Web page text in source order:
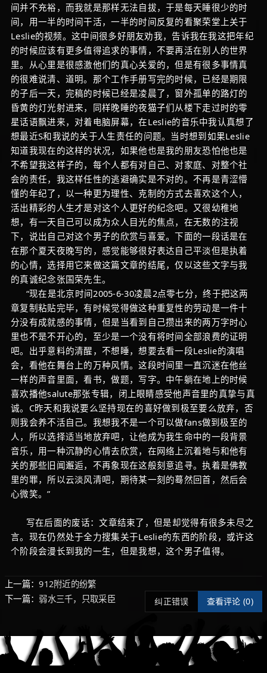
间并不充裕，而我就是那样无法自拔，于是每天睡很少的时
间，用一半的时间干活，一半的时间反复的看聚荣堂上关于
Leslie的视频。这中间很多好朋友劝我，告诉我在我这把年纪
的时候应该有更多值得追求的事情，不要再活在别人的世界
里。从心里是很感激他们的真心关爱的，但是有很多事情真
的很难说清、道明。那个工作手册写完的时候，已经是期限
的子后一天，完稿的时候已经是凌晨了，窗外孤单的路灯的
昏黄的灯光射进来，同样晚睡的夜猫子们从楼下走过时的零
星话语飘进来，对着电脑屏幕，在Leslie的音乐中我认真想了
想最近S和我说的关于人生责任的问题。当时想到如果Leslie
知道我现在的这样的状况，如果他也是我的朋友恐怕他也是
不希望我这样子的，每个人都有对自己、对家庭、对整个社
会的责任，我这样任性的逃避确实是不对的。不再是青涩懵
懂的年纪了，以一种更为理性、克制的方式去喜欢这个人，
活出精彩的人生才是对这个人更好的纪念吧。又很幼稚地
想，有一天自己可以成为众人目光的焦点，在无数的注视
下，说出自己对这个男子的欣赏与喜爱。下面的一段话是在
在那个夏天夜晚写的，感觉能够很好表达自己平淡但是执着
的心情，选择用它来做这篇文章的结尾，仅以这些文字与我
的真诚纪念张国荣先生。
“现在是北京时间2005-6-30凌晨2点零七分，终于把这两
章复制粘贴完毕，有时候觉得做这种重复性的劳动是一件十
分没有成就感的事情，但是当看到自己攒出来的两万字时心
里也不是不开心的，至少是一个没有将时间全部浪费的证明
吧。出乎意料的清醒，不想睡，想要去看一段Leslie的演唱
会，看他在舞台上的万种风情。这段时间里一直沉迷在他丝
一样的声音里面，看书，做题，写字。中午躺在地上的时候
喜欢播他salute那张专辑，闭上眼睛感受他声音里的真挚与真
诚。C昨天和我说要么坚持现在的喜好做到极至要么放弃，否
则我会养不活自己。我想我不是一个可以做fans做到极至的
人，所以选择适当地放弃吧，让他成为我生命中的一段背景
音乐，用一种沉静的心情去欣赏，在网络上沉着地与和他有
关的那些旧闻邂逅，不再象现在这般刻意追寻。执着是佛教
里的罪，所以云淡风清吧，期待某一刻的蓦然回首，然后会
心微笑。”
写在后面的废话：文章结束了，但是却觉得有很多未尽之
言。现在仍然处于全力搜集关于Leslie的东西的阶段，或许这
个阶段会漫长到我的一生，但是我想，这个男子值得。
上一篇：912附近的纷繁
下一篇：弱水三千，只取采臣 纠正错误 查看评论 (0)